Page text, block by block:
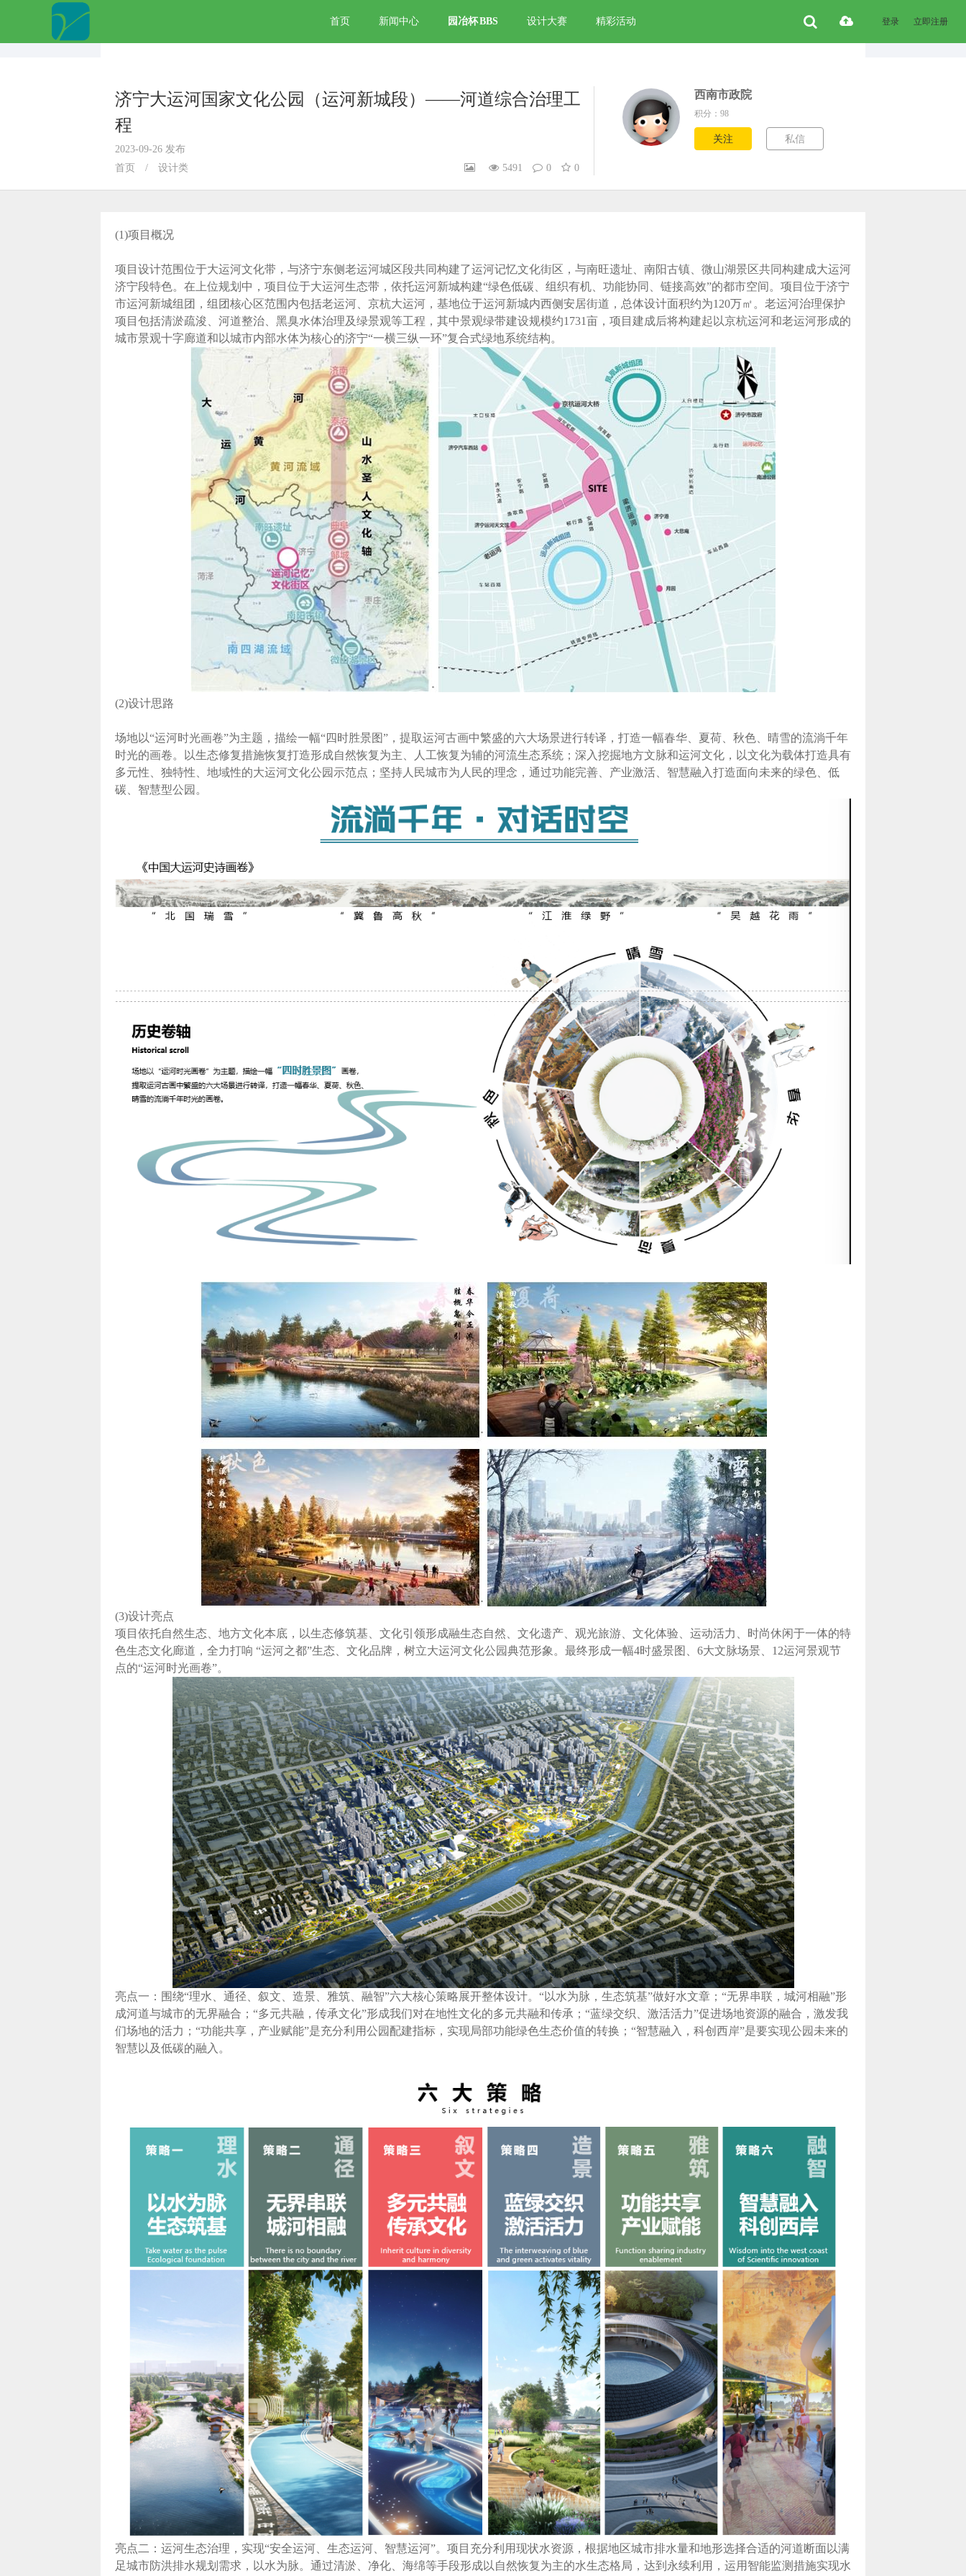
首页 新闻中心 园冶杯BBS 设计大赛 精彩活动 立即注册
登录
济宁大运河国家文化公园（运河新城段）——河道综合治理工
程
2023-09-26 发布
首页
/ 设计类 5491 0 0
西南市政院
积分：98
关注 私信
(1)项目概况
项目设计范围位于大运河文化带，与济宁东侧老运河城区段共同构建了运河记忆文化街区，与南旺遗址、南阳古镇、微山湖景区共同构建成大运河
济宁段特色。在上位规划中，项目位于大运河生态带，依托运河新城构建“绿色低碳、组织有机、功能协同、链接高效”的都市空间。项目位于济宁
市运河新城组团，组团核心区范围内包括老运河、京杭大运河，基地位于运河新城内西侧安居街道，总体设计面积约为120万㎡。老运河治理保护
项目包括清淤疏浚、河道整治、黑臭水体治理及绿景观等工程，其中景观绿带建设规模约1731亩，项目建成后将构建起以京杭运河和老运河形成的
城市景观十字廊道和以城市内部水体为核心的济宁“一横三纵一环”复合式绿地系统结构。
(2)设计思路
场地以“运河时光画卷”为主题，描绘一幅“四时胜景图”，提取运河古画中繁盛的六大场景进行转译，打造一幅春华、夏荷、秋色、晴雪的流淌千年
时光的画卷。以生态修复措施恢复打造形成自然恢复为主、人工恢复为辅的河流生态系统；深入挖掘地方文脉和运河文化，以文化为载体打造具有
多元性、独特性、地域性的大运河文化公园示范点；坚持人民城市为人民的理念，通过功能完善、产业激活、智慧融入打造面向未来的绿色、低
碳、智慧型公园。
(3)设计亮点
项目依托自然生态、地方文化本底，以生态修筑基、文化引领形成融生态自然、文化遗产、观光旅游、文化体验、运动活力、时尚休闲于一体的特
色生态文化廊道，全力打响 “运河之都”生态、文化品牌，树立大运河文化公园典范形象。最终形成一幅4时盛景图、6大文脉场景、12运河景观节
点的“运河时光画卷”。
亮点一：围绕“理水、通径、叙文、造景、雅筑、融智”六大核心策略展开整体设计。“以水为脉，生态筑基”做好水文章；“无界串联，城河相融”形
成河道与城市的无界融合；“多元共融，传承文化”形成我们对在地性文化的多元共融和传承；“蓝绿交织、激活活力”促进场地资源的融合，激发我
们场地的活力；“功能共享，产业赋能”是充分利用公园配建指标，实现局部功能绿色生态价值的转换；“智慧融入，科创西岸”是要实现公园未来的
智慧以及低碳的融入。
亮点二：运河生态治理，实现“安全运河、生态运河、智慧运河”。项目充分利用现状水资源，根据地区城市排水量和地形选择合适的河道断面以满
足城市防洪排水规划需求，以水为脉。通过清淤、净化、海绵等手段形成以自然恢复为主的水生态格局，达到永续利用，运用智能监测措施实现水